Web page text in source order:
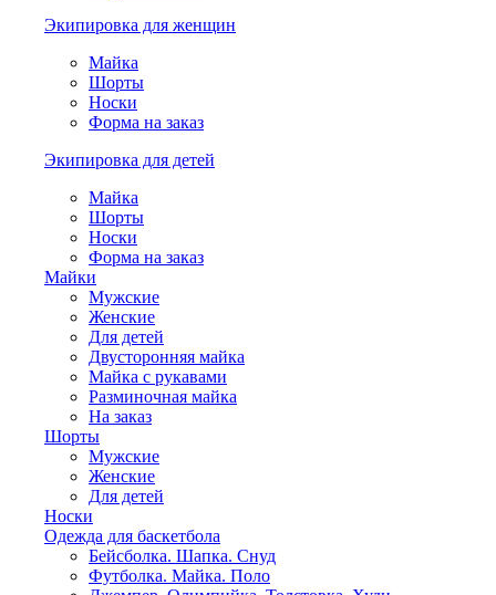
Экипировка для женщин
Майка
Шорты
Носки
Форма на заказ
Экипировка для детей
Майка
Шорты
Носки
Форма на заказ
Майки
Мужские
Женские
Для детей
Двусторонняя майка
Майка с рукавами
Разминочная майка
На заказ
Шорты
Мужские
Женские
Для детей
Носки
Одежда для баскетбола
Бейсболка. Шапка. Снуд
Футболка. Майка. Поло